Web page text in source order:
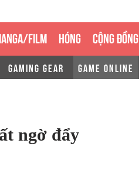
FILM HÓNG CỘNG ĐỒNG
GAMING GEAR GAME ONLINE
ngờ đẩy